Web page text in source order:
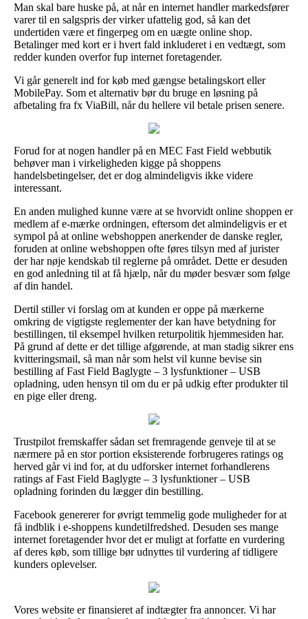
Man skal bare huske på, at når en internet handler markedsfører
varer til en salgspris der virker ufattelig god, så kan det
undertiden være et fingerpeg om en uægte online shop.
Betalinger med kort er i hvert fald inkluderet i en vedtægt, som
redder kunden overfor fup internet foretagender.
Vi går generelt ind for køb med gængse betalingskort eller
MobilePay. Som et alternativ bør du bruge en løsning på
afbetaling fra fx ViaBill, når du hellere vil betale prisen senere.
Forud for at nogen handler på en MEC Fast Field webbutik
behøver man i virkeligheden kigge på shoppens
handelsbetingelser, det er dog almindeligvis ikke videre
interessant.
En anden mulighed kunne være at se hvorvidt online shoppen er
medlem af e-mærke ordningen, eftersom det almindeligvis er et
sympol på at online webshoppen anerkender de danske regler,
foruden at online webshoppen ofte føres tilsyn med af jurister
der har nøje kendskab til reglerne på området. Dette er desuden
en god anledning til at få hjælp, når du møder besvær som følge
af din handel.
Dertil stiller vi forslag om at kunden er oppe på mærkerne
omkring de vigtigste reglementer der kan have betydning for
bestillingen, til eksempel hvilken returpolitik hjemmesiden har.
På grund af dette er det tillige afgørende, at man stadig sikrer ens
kvitteringsmail, så man når som helst vil kunne bevise sin
bestilling af Fast Field Baglygte – 3 lysfunktioner – USB
opladning, uden hensyn til om du er på udkig efter produkter til
en pige eller dreng.
Trustpilot fremskaffer sådan set fremragende genveje til at se
nærmere på en stor portion eksisterende forbrugeres ratings og
herved går vi ind for, at du udforsker internet forhandlerens
ratings af Fast Field Baglygte – 3 lysfunktioner – USB
opladning forinden du lægger din bestilling.
Facebook genererer for øvrigt temmelig gode muligheder for at
få indblik i e-shoppens kundetilfredshed. Desuden ses mange
internet foretagender hvor det er muligt at forfatte en vurdering
af deres køb, som tillige bør udnyttes til vurdering af tidligere
kunders oplevelser.
Vores website er finansieret af indtægter fra annoncer. Vi har